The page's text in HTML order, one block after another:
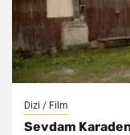
Dizi / Film
Sevdam